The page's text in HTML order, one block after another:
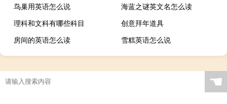
鸟巢用英语怎么说
海蓝之谜英文名怎么读
理科和文科有哪些科目
创意拜年道具
房间的英语怎么读
雪糕英语怎么说
☚